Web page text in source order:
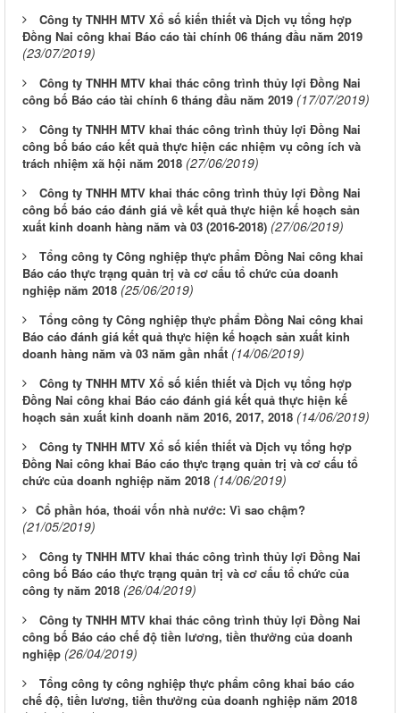
Công ty TNHH MTV Xổ số kiến thiết và Dịch vụ tổng hợp
Đồng Nai công khai Báo cáo tài chính 06 tháng đầu năm 2019
(23/07/2019)
Công ty TNHH MTV khai thác công trình thủy lợi Đồng Nai
công bố Báo cáo tài chính 6 tháng đầu năm 2019 (17/07/2019)
Công ty TNHH MTV khai thác công trình thủy lợi Đồng Nai
công bố báo cáo kết quả thực hiện các nhiệm vụ công ích và
trách nhiệm xã hội năm 2018 (27/06/2019)
Công ty TNHH MTV khai thác công trình thủy lợi Đồng Nai
công bố báo cáo đánh giá về kết quả thực hiện kế hoạch sản
xuất kinh doanh hàng năm và 03 (2016-2018) (27/06/2019)
Tổng công ty Công nghiệp thực phẩm Đồng Nai công khai
Báo cáo thực trạng quản trị và cơ cấu tổ chức của doanh
nghiệp năm 2018 (25/06/2019)
Tổng công ty Công nghiệp thực phẩm Đồng Nai công khai
Báo cáo đánh giá kết quả thực hiện kế hoạch sản xuất kinh
doanh hàng năm và 03 năm gần nhất (14/06/2019)
Công ty TNHH MTV Xổ số kiến thiết và Dịch vụ tổng hợp
Đồng Nai công khai Báo cáo đánh giá kết quả thực hiện kế
hoạch sản xuất kinh doanh năm 2016, 2017, 2018 (14/06/2019)
Công ty TNHH MTV Xổ số kiến thiết và Dịch vụ tổng hợp
Đồng Nai công khai Báo cáo thực trạng quản trị và cơ cấu tổ
chức của doanh nghiệp năm 2018 (14/06/2019)
​Cổ phần hóa, thoái vốn nhà nước: Vì sao chậm?
(21/05/2019)
Công ty TNHH MTV khai thác công trình thủy lợi Đồng Nai
công bố Báo cáo thực trạng quản trị và cơ cấu tổ chức của
công ty năm 2018 (26/04/2019)
Công ty TNHH MTV khai thác công trình thủy lợi Đồng Nai
công bố Báo cáo chế độ tiền lương, tiền thưởng của doanh
nghiệp (26/04/2019)
Tổng công ty công nghiệp thực phẩm công khai báo cáo
chế độ, tiền lương, tiền thưởng của doanh nghiệp năm 2018